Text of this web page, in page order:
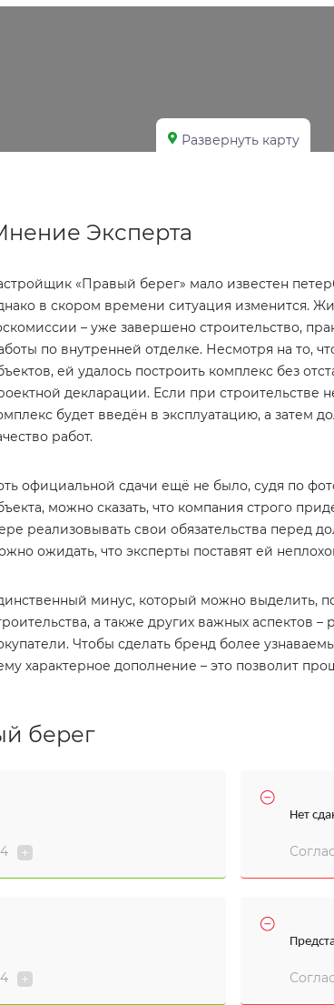
Развернуть карту
Эксперта
«Правый берег» мало известен
в скором времени ситуация изменится.
– уже завершено строительство,
по внутренней отделке. Несмотря на то,
ей удалось построить комплекс без
декларации. Если при
будет введён в эксплуатацию, а затем
работ.
официальной сдачи ещё не было, судя по
можно сказать, что компания строго
реализовывать свои обязательства перед
ожидать, что эксперты поставят ей
минус, который можно выделить,
а также других важных аспектов
Чтобы сделать бренд более
характерное дополнение – это позволит
берег
4
4
Нет